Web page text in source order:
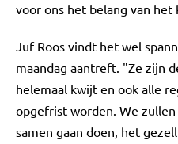
voor ons het belang van het
Juf Roos vindt het wel
maandag aantreft. "Ze zijn
helemaal kwijt en ook alle
opgefrist worden. We
samen gaan doen, het